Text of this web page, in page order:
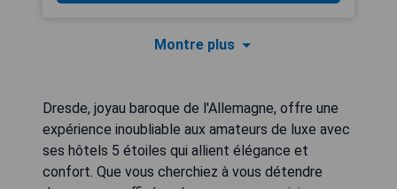
Montre plus
Dresde, joyau baroque de l'Allemagne, offre une
expérience inoubliable aux amateurs de luxe avec
ses hôtels 5 étoiles qui allient élégance et
confort. Que vous cherchiez à vous détendre